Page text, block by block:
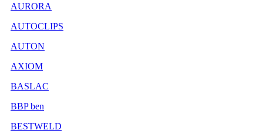
AURORA
AUTOCLIPS
AUTON
AXIOM
BASLAC
BBP ben
BESTWELD